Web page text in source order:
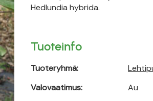
Hedlundia hybrida.
Tuoteinfo
Tuoteryhmä:
Valovaatimus:
Au